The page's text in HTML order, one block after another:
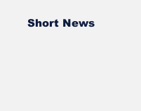
Short News